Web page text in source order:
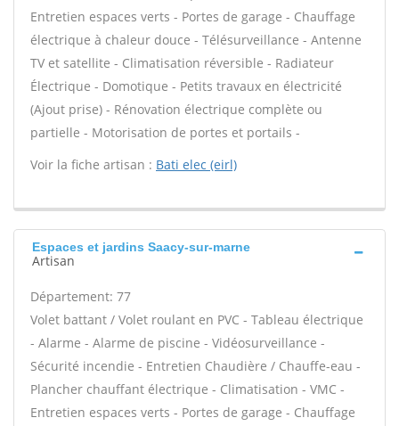
Entretien espaces verts - Portes de garage - Chauffage
électrique à chaleur douce - Télésurveillance - Antenne
TV et satellite - Climatisation réversible - Radiateur
Électrique - Domotique - Petits travaux en électricité
(Ajout prise) - Rénovation électrique complète ou
partielle - Motorisation de portes et portails -
Voir la fiche artisan : Bati elec (eirl)
Espaces et jardins Saacy-sur-marne
Artisan
Département: 77
Volet battant / Volet roulant en PVC - Tableau électrique
- Alarme - Alarme de piscine - Vidéosurveillance -
Sécurité incendie - Entretien Chaudière / Chauffe-eau -
Plancher chauffant électrique - Climatisation - VMC -
Entretien espaces verts - Portes de garage - Chauffage